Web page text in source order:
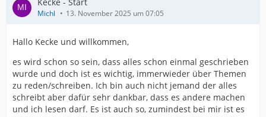
Michl 13. November 2025 um 07:05
Hallo Kecke und willkommen,
es wird schon so sein, dass alles schon einmal geschrieben
wurde und doch ist es wichtig, immerwieder über Themen
zu reden/schreiben. Ich bin auch nicht jemand der alles
schreibt aber dafür sehr dankbar, dass es andere machen
und ich lesen darf. Es ist auch so, zumindest bei mir ist es